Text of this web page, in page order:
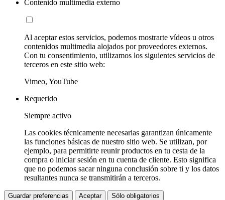
Contenido multimedia externo
Al aceptar estos servicios, podemos mostrarte vídeos u otros
contenidos multimedia alojados por proveedores externos.
Con tu consentimiento, utilizamos los siguientes servicios de
terceros en este sitio web:
Vimeo, YouTube
Requerido
Siempre activo
Las cookies técnicamente necesarias garantizan únicamente
las funciones básicas de nuestro sitio web. Se utilizan, por
ejemplo, para permitirte reunir productos en tu cesta de la
compra o iniciar sesión en tu cuenta de cliente. Esto significa
que no podemos sacar ninguna conclusión sobre ti y los datos
resultantes nunca se transmitirán a terceros.
Guardar preferencias Aceptar Sólo obligatorios